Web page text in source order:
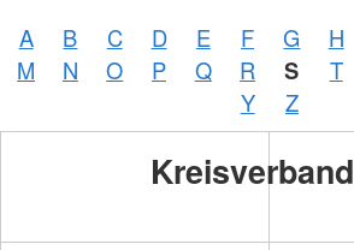
A B C D E F G H
M
N O P Q R S T
Y
Z
Kreisverband